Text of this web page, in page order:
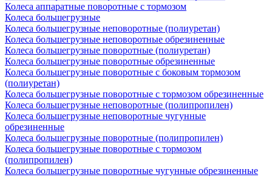
Колеса аппаратные поворотные с тормозом
Колеса большегрузные
Колеса большегрузные неповоротные (полиуретан)
Колеса большегрузные неповоротные обрезиненные
Колеса большегрузные поворотные (полиуретан)
Колеса большегрузные поворотные обрезиненные
Колеса большегрузные поворотные с боковым тормозом
(полиуретан)
Колеса большегрузные поворотные с тормозом обрезиненные
Колеса большегрузные неповоротные (полипропилен)
Колеса большегрузные неповоротные чугунные
обрезиненные
Колеса большегрузные поворотные (полипропилен)
Колеса большегрузные поворотные с тормозом
(полипропилен)
Колеса большегрузные поворотные чугунные обрезиненные